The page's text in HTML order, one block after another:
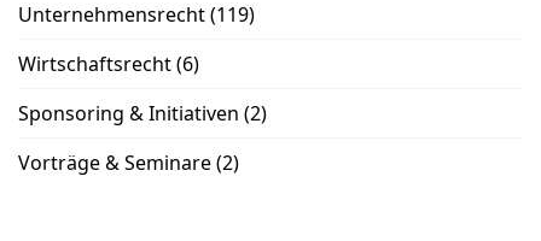
Unternehmensrecht(119)
Wirtschaftsrecht(6)
Sponsoring & Initiativen (2)
Vorträge & Seminare(2)